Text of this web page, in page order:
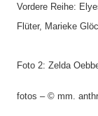
Vordere Reihe:
Flüter, Marieke
Foto 2: Zelda
fotos – © mm.